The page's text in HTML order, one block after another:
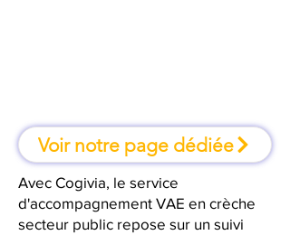
Voir notre page dédiée
Avec Cogivia, le service
d'accompagnement VAE en crèche
secteur public repose sur un suivi